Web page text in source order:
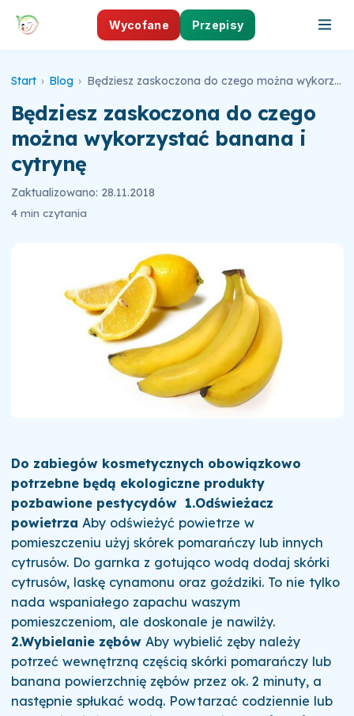
Wycofane Przepisy
Start › Blog › Będziesz zaskoczona do czego można wykorzystać banana i cytrynę
Będziesz zaskoczona do czego
można wykorzystać banana i
cytrynę
Zaktualizowano: 28.11.2018
4 min czytania
Do zabiegów kosmetycznych obowiązkowo
potrzebne będą ekologiczne produkty
pozbawione pestycydów 1.Odświeżacz
powietrza Aby odświeżyć powietrze w
pomieszczeniu użyj skórek pomarańczy lub innych
cytrusów. Do garnka z gotująco wodą dodaj skórki
cytrusów, laskę cynamonu oraz goździki. To nie tylko
nada wspaniałego zapachu waszym
pomieszczeniom, ale doskonale je nawilży.
2.Wybielanie zębówAby wybielić zęby należy
potrzeć wewnętrzną częścią skórki pomarańczy lub
banana powierzchnię zębów przez ok. 2 minuty, a
następnie spłukać wodą. Powtarzać codziennie lub